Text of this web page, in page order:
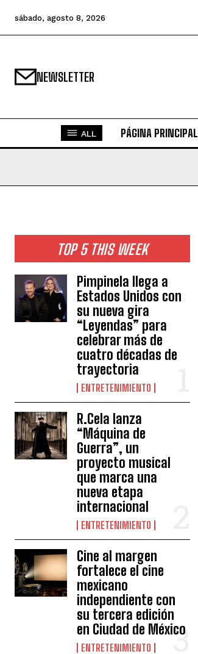
sábado, agosto 8, 2026
NEWSLETTER
ALL PÁGINA PRINCIPAL
TOP 5 THIS WEEK
Pimpinela llega a
Estados Unidos con
su nueva gira
“Leyendas” para
celebrar más de
cuatro décadas de
trayectoria
ENTRETENIMIENTO
R.Cela lanza
“Máquina de
Guerra”, un
proyecto musical
que marca una
nueva etapa
internacional
ENTRETENIMIENTO
Cine al margen
fortalece el cine
mexicano
independiente con
su tercera edición
en Ciudad de México
ENTRETENIMIENTO